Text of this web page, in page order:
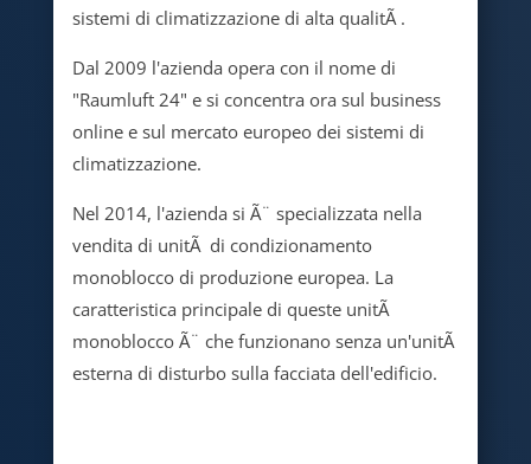
sistemi di climatizzazione di alta qualitÃ .
Dal 2009 l'azienda opera con il nome di
"Raumluft 24" e si concentra ora sul business
online e sul mercato europeo dei sistemi di
climatizzazione.
Nel 2014, l'azienda si Ã¨ specializzata nella
vendita di unitÃ di condizionamento
monoblocco di produzione europea. La
caratteristica principale di queste unitÃ
monoblocco Ã¨ che funzionano senza un'unitÃ
esterna di disturbo sulla facciata dell'edificio.